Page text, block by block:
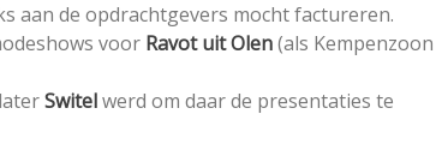
aan de opdrachtgevers mocht factureren.
voor Ravot uit Olen(als Kempenzoon
Switelwerd om daar de presentaties te